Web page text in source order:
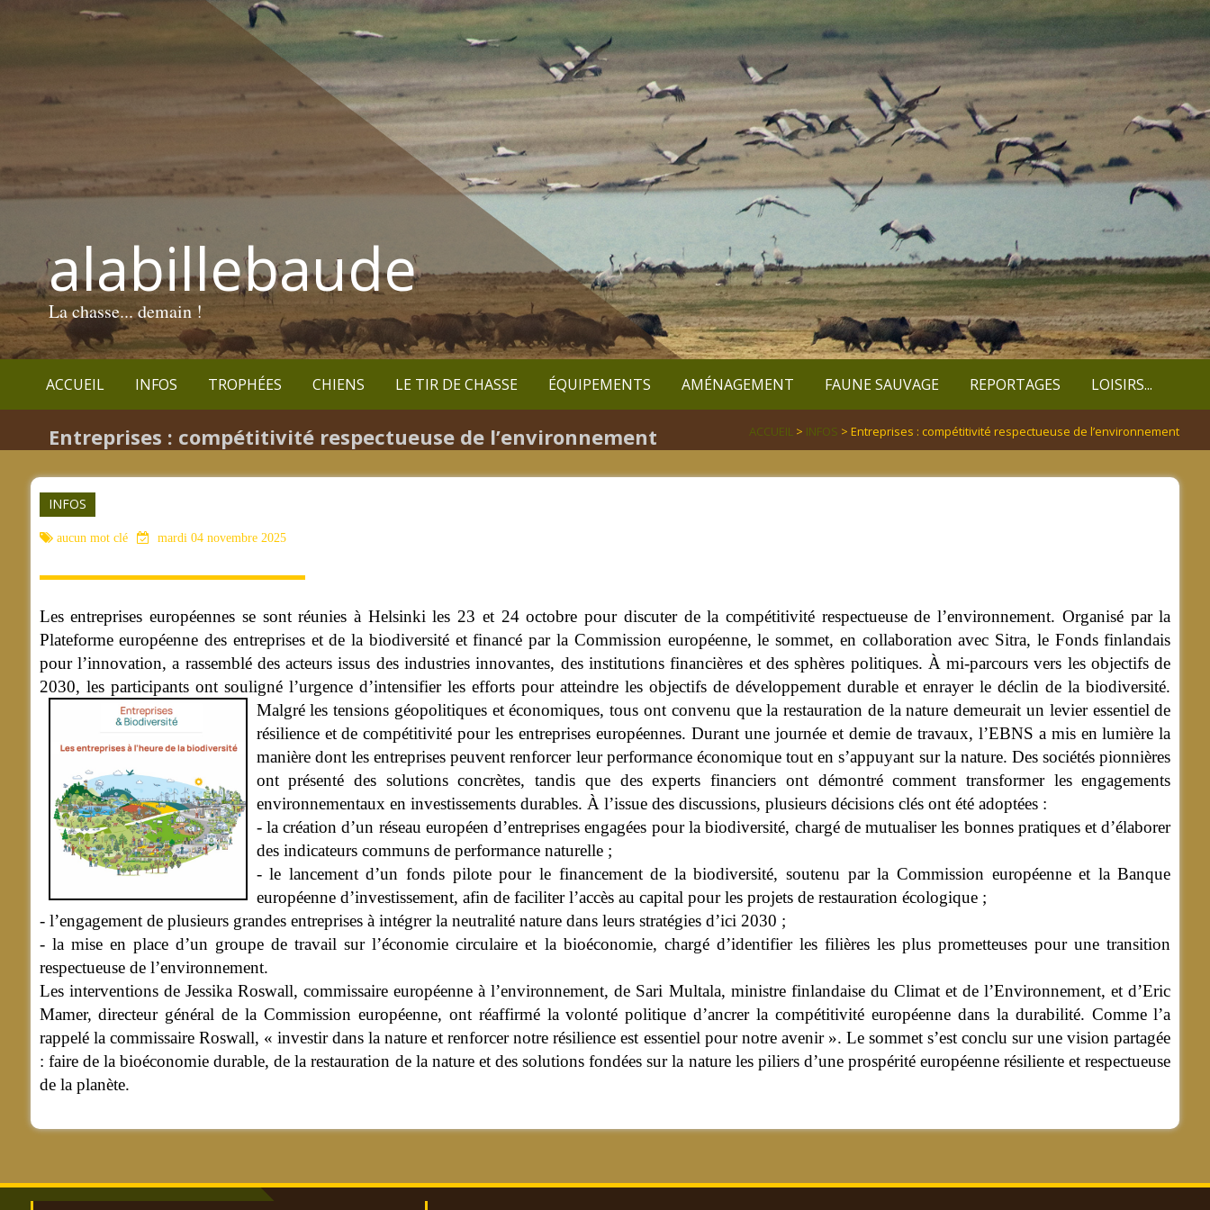
alabillebaude
La chasse... demain !
ACCUEIL INFOS TROPHÉES CHIENS LE TIR DE CHASSE ÉQUIPEMENTS AMÉNAGEMENT FAUNE SAUVAGE REPORTAGES LOISIRS...
Entreprises : compétitivité respectueuse de l’environnement ACCUEIL > INFOS > Entreprises : compétitivité respectueuse de l’environnement
INFOS
aucun mot clé mardi 04 novembre 2025
Les entreprises européennes se sont réunies à Helsinki les 23 et 24 octobre pour discuter de la compétitivité respectueuse de l’environnement. Organisé par la
Plateforme européenne des entreprises et de la biodiversité et financé par la Commission européenne, le sommet, en collaboration avec Sitra, le Fonds finlandais
pour l’innovation, a rassemblé des acteurs issus des industries innovantes, des institutions financières et des sphères politiques. À mi-parcours vers les objectifs de
2030, les participants ont souligné l’urgence d’intensifier les efforts pour atteindre les objectifs de développement durable et enrayer le déclin de la biodiversité.
Malgré les tensions géopolitiques et économiques, tous ont convenu que la restauration de la nature demeurait un levier essentiel de
résilience et de compétitivité pour les entreprises européennes. Durant une journée et demie de travaux, l’EBNS a mis en lumière la
manière dont les entreprises peuvent renforcer leur performance économique tout en s’appuyant sur la nature. Des sociétés pionnières
ont présenté des solutions concrètes, tandis que des experts financiers ont démontré comment transformer les engagements
environnementaux en investissements durables. À l’issue des discussions, plusieurs décisions clés ont été adoptées :
- la création d’un réseau européen d’entreprises engagées pour la biodiversité, chargé de mutualiser les bonnes pratiques et d’élaborer
des indicateurs communs de performance naturelle ;
- le lancement d’un fonds pilote pour le financement de la biodiversité, soutenu par la Commission européenne et la Banque
européenne d’investissement, afin de faciliter l’accès au capital pour les projets de restauration écologique ;
- l’engagement de plusieurs grandes entreprises à intégrer la neutralité nature dans leurs stratégies d’ici 2030 ;
- la mise en place d’un groupe de travail sur l’économie circulaire et la bioéconomie, chargé d’identifier les filières les plus prometteuses pour une transition
respectueuse de l’environnement.
Les interventions de Jessika Roswall, commissaire européenne à l’environnement, de Sari Multala, ministre finlandaise du Climat et de l’Environnement, et d’Eric
Mamer, directeur général de la Commission européenne, ont réaffirmé la volonté politique d’ancrer la compétitivité européenne dans la durabilité. Comme l’a
rappelé la commissaire Roswall, « investir dans la nature et renforcer notre résilience est essentiel pour notre avenir ». Le sommet s’est conclu sur une vision partagée
: faire de la bioéconomie durable, de la restauration de la nature et des solutions fondées sur la nature les piliers d’une prospérité européenne résiliente et respectueuse
de la planète.